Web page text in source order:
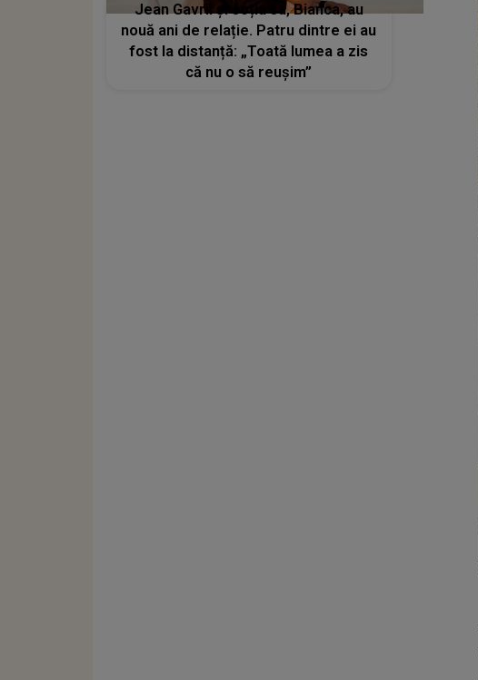
Jean Gavril și soția sa, Bianca, au
nouă ani de relație. Patru dintre ei au
fost la distanță: „Toată lumea a zis
că nu o să reușim”